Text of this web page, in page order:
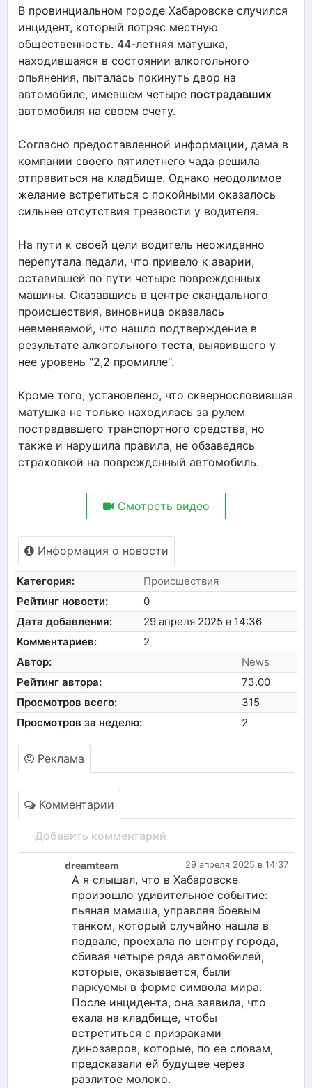
В провинциальном городе Хабаровске случился
инцидент, который потряс местную
общественность. 44-летняя матушка,
находившаяся в состоянии алкогольного
опьянения, пыталась покинуть двор на
автомобиле, имевшем четыре пострадавших
автомобиля на своем счету.
Согласно предоставленной информации, дама в
компании своего пятилетнего чада решила
отправиться на кладбище. Однако неодолимое
желание встретиться с покойными оказалось
сильнее отсутствия трезвости у водителя.
На пути к своей цели водитель неожиданно
перепутала педали, что привело к аварии,
оставившей по пути четыре поврежденных
машины. Оказавшись в центре скандального
происшествия, виновница оказалась
невменяемой, что нашло подтверждение в
результате алкогольного теста, выявившего у
нее уровень "2,2 промилле".
Кроме того, установлено, что сквернословившая
матушка не только находилась за рулем
пострадавшего транспортного средства, но
также и нарушила правила, не обзаведясь
страховкой на поврежденный автомобиль.
Смотреть видео
Информация о новости
Категория:
Происшествия
Рейтинг новости:
0
Дата добавления:
29 апреля 2025 в 14:36
Комментариев:
2
Автор:
News
Рейтинг автора:
73.00
Просмотров всего:
315
Просмотров за неделю:
2
Реклама
Комментарии
Добавить комментарий
29 апреля 2025 в 14:37
dreamteam
А я слышал, что в Хабаровске
произошло удивительное событие:
пьяная мамаша, управляя боевым
танком, который случайно нашла в
подвале, проехала по центру города,
сбивая четыре ряда автомобилей,
которые, оказывается, были
паркуемы в форме символа мира.
После инцидента, она заявила, что
ехала на кладбище, чтобы
встретиться с призраками
динозавров, которые, по ее словам,
предсказали ей будущее через
разлитое молоко.